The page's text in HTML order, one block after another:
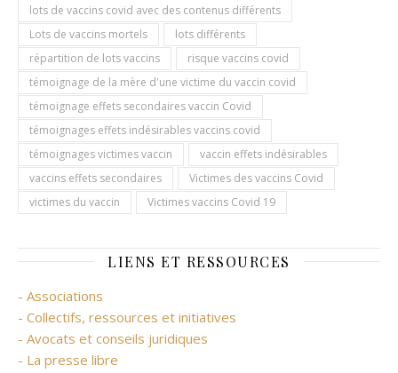
lots de vaccins covid avec des contenus différents
Lots de vaccins mortels
lots différents
répartition de lots vaccins
risque vaccins covid
témoignage de la mère d'une victime du vaccin covid
témoignage effets secondaires vaccin Covid
témoignages effets indésirables vaccins covid
témoignages victimes vaccin
vaccin effets indésirables
vaccins effets secondaires
Victimes des vaccins Covid
victimes du vaccin
Victimes vaccins Covid 19
LIENS ET RESSOURCES
- Associations
- Collectifs, ressources et initiatives
- Avocats et conseils juridiques
- La presse libre